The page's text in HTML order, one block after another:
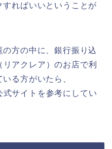
ればいいということが
方の中に、銀行振り込
アクレア）のお店で利
る方がいたら、
サイトを参考にしてい